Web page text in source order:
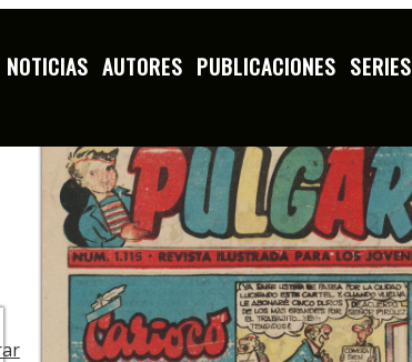
NOTICIAS AUTORES PUBLICACIONES SERIES